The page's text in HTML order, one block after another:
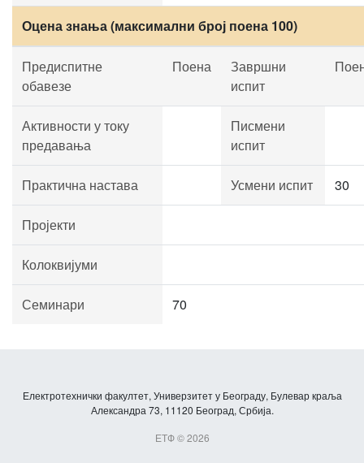
Оцена знања (максимални број поена 100)
Предиспитне
обавезе
Поена
Завршни
испит
Активности у току
предавања
Писмени
испит
Практична настава Усмени испит 30
Пројекти
Колоквијуми
Семинари 70
Електротехнички факултет, Универзитет у Београду, Булевар краља
Александра 73, 11120 Београд, Србија.
ЕТФ © 2026